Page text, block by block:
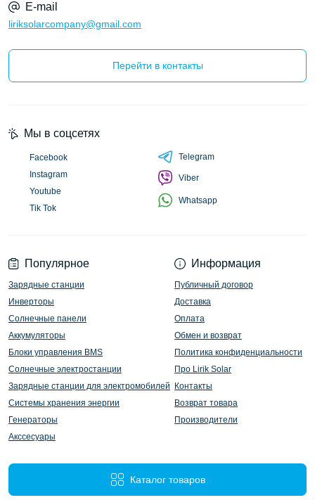
E-mail
liriksolarcompany@gmail.com
Перейти в контакты
Популярное
Зарядные станции
Инверторы
Солнечные панели
Аккумуляторы
Блоки управления BMS
Солнечные электростанции
Зарядные станции для электромобилей
Системы хранения энергии
Генераторы
Акссесуары
Информация
Публичный договор
Доставка
Оплата
Обмен и возврат
Политика конфиденциальности
Про Lirik Solar
Контакты
Возврат товара
Производители
Каталог товаров
Мы в соцсетях
Facebook
Instagram
Youtube
Tik Tok
Telegram
Viber
Whatsapp